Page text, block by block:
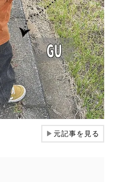
▶元記事を見る